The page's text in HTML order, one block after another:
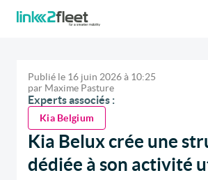
Recherche
Publié le 16 juin 2026à 10:25
par Maxime Pasture
Experts associés :
Kia Belgium
Kia Belux crée une
dédiée à son activité